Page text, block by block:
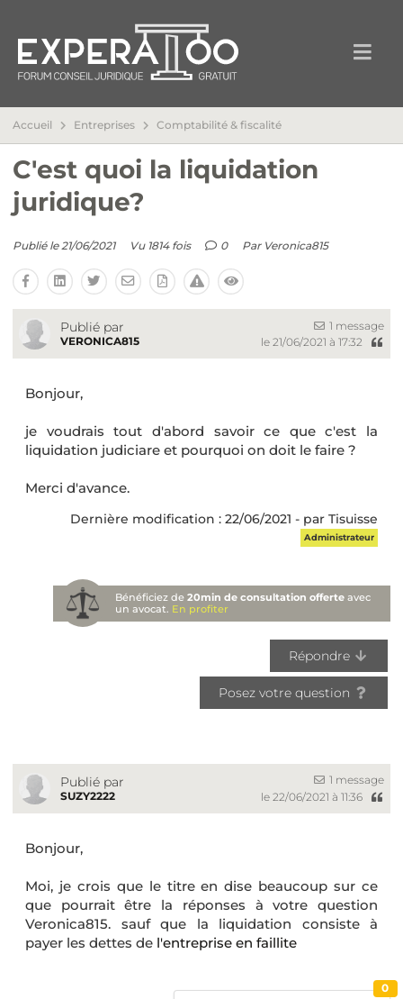
Accueil Entreprises Comptabilité & fiscalité
C'est quoi la liquidation
juridique?
Publié le 21/06/2021 Vu 1814 fois 0 Par Veronica815
Publié par
VERONICA815
1 message
le 21/06/2021 à 17:32
Bonjour,
je voudrais tout d'abord savoir ce que c'est la
liquidation judiciare et pourquoi on doit le faire ?
Merci d'avance.
Dernière modification : 22/06/2021 - par Tisuisse
Administrateur
Bénéficiez de20min de consultation offerte avec
un avocat. En profiter
Répondre
Posez votre question
Publié par
SUZY2222
1 message
le 22/06/2021 à 11:36
Bonjour,
Moi, je crois que le titre en dise beaucoup sur ce
que pourrait être la réponses à votre question
Veronica815. sauf que la liquidation consiste à
payer les dettes de l'entreprise en faillite
0